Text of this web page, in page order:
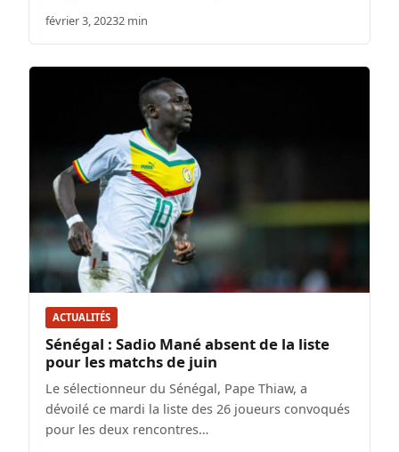
février 3, 20232 min
ACTUALITÉS
Sénégal : Sadio Mané absent de la liste
pour les matchs de juin
Le sélectionneur du Sénégal, Pape Thiaw, a
dévoilé ce mardi la liste des 26 joueurs convoqués
pour les deux rencontres…